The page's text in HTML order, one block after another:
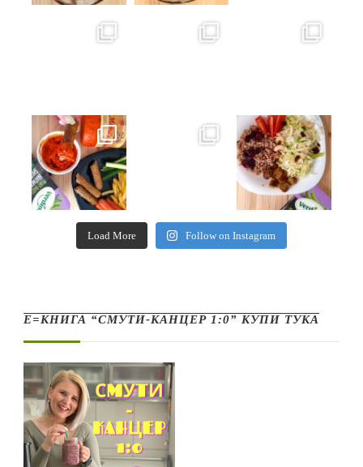
Load More Follow on Instagram
Е=КНИГА “СМУТИ-КАНЦЕР 1:0” КУПИ ТУКА